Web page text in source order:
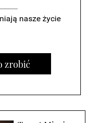
nasze życie
zrobić